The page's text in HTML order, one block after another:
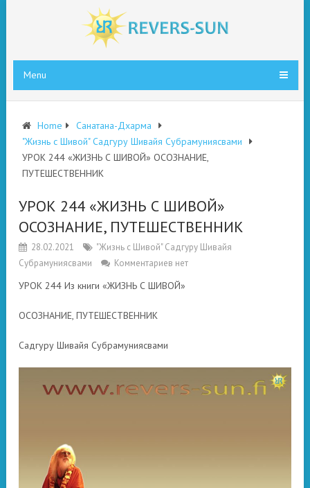
Menu
Home
Санатана-Дхарма
"Жизнь с Шивой" Садгуру Шивайя Субрамуниясвами
УРОК 244 «ЖИЗНЬ С ШИВОЙ» ОСОЗНАНИЕ,
ПУТЕШЕСТВЕННИК
УРОК 244 «ЖИЗНЬ С ШИВОЙ»
ОСОЗНАНИЕ, ПУТЕШЕСТВЕННИК
28.02.2021
"Жизнь с Шивой" Садгуру Шивайя
Субрамуниясвами
Комментариев нет
УРОК 244 Из книги «ЖИЗНЬ С ШИВОЙ»
ОСОЗНАНИЕ, ПУТЕШЕСТВЕННИК
Садгуру Шивайя Субрамуниясвами